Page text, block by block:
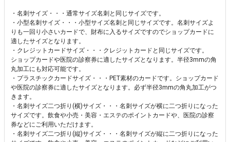
・名刺サイズ・・・通常サイズ名刺と同じサイズです。
・小型名刺サイズ・・・小型サイズ名刺と同じサイズです。名刺サイズよ
りも一回り小さいカードで、財布に入るサイズですのでショップカードに
適したサイズとなります。
・クレジットカードサイズ・・・クレジットカードと同じサイズです。
ショップカードや医院の診察券に適したサイズとなります。半径3mmの角
丸加工にも対応可能です。
・プラスチックカードサイズ・・・PET素材のカードです。ショップカード
や医院の診察券に適したサイズとなります。必ず半径3mmの角丸加工がつ
きます。
・名刺サイズ二つ折り(横)サイズ・・・名刺サイズが横に二つ折りになった
サイズです。飲食や小売・美容・エステのポイントカードや、医院の診察
券などにご利用いただけます。
・名刺サイズ二つ折り(縦)サイズ・・・名刺サイズが縦に二つ折りになった